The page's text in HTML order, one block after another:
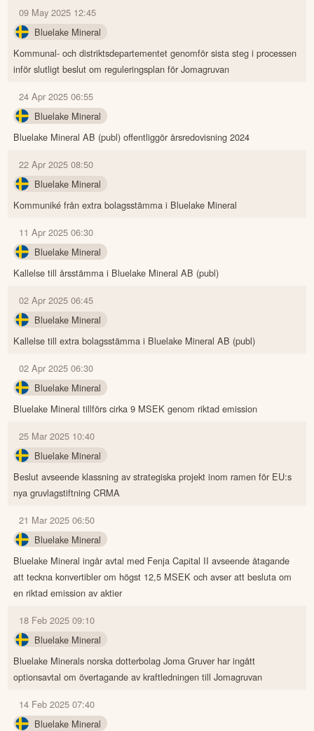
09 May 2025 12:45
Bluelake Mineral
Kommunal- och distriktsdepartementet genomför sista steg i processen
inför slutligt beslut om reguleringsplan för Jomagruvan
24 Apr 2025 06:55
Bluelake Mineral
Bluelake Mineral AB (publ) offentliggör årsredovisning 2024
22 Apr 2025 08:50
Bluelake Mineral
Kommuniké från extra bolagsstämma i Bluelake Mineral
11 Apr 2025 06:30
Bluelake Mineral
Kallelse till årsstämma i Bluelake Mineral AB (publ)
02 Apr 2025 06:45
Bluelake Mineral
Kallelse till extra bolagsstämma i Bluelake Mineral AB (publ)
02 Apr 2025 06:30
Bluelake Mineral
Bluelake Mineral tillförs cirka 9 MSEK genom riktad emission
25 Mar 2025 10:40
Bluelake Mineral
Beslut avseende klassning av strategiska projekt inom ramen för EU:s
nya gruvlagstiftning CRMA
21 Mar 2025 06:50
Bluelake Mineral
Bluelake Mineral ingår avtal med Fenja Capital II avseende åtagande
att teckna konvertibler om högst 12,5 MSEK och avser att besluta om
en riktad emission av aktier
18 Feb 2025 09:10
Bluelake Mineral
Bluelake Minerals norska dotterbolag Joma Gruver har ingått
optionsavtal om övertagande av kraftledningen till Jomagruvan
14 Feb 2025 07:40
Bluelake Mineral